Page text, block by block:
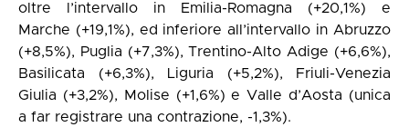
oltre l’intervallo in Emilia-Romagna (+20,1%) e
Marche (+19,1%), ed inferiore all’intervallo in Abruzzo
(+8,5%), Puglia (+7,3%), Trentino-Alto Adige (+6,6%),
Basilicata (+6,3%), Liguria (+5,2%), Friuli-Venezia
Giulia (+3,2%), Molise (+1,6%) e Valle d’Aosta (unica
a far registrare una contrazione, -1,3%).